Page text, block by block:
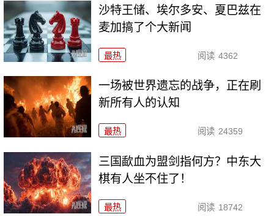
沙特王储、埃尔多安、夏巴兹在
麦加搞了个大新闻
最热 阅读 4362
一场被世界遗忘的战争，正在刷
新所有人的认知
最热 阅读 24359
三国歃血为盟剑指何方？中东大
棋有人坐不住了！
最热 阅读 18742